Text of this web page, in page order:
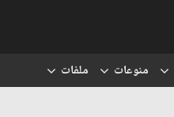
منوعات ملفات